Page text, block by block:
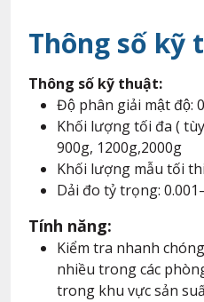
Thông số kỹ
Thông số kỹ thuật:
Độ phân giải mật độ:
Khối lượng tối đa (
900g, 1200g,2000g
Khối lượng mẫu tối
Dải đo tỷ trọng:
Tính năng:
Kiểm tra nhanh
nhiều trong các
trong khu vực sản